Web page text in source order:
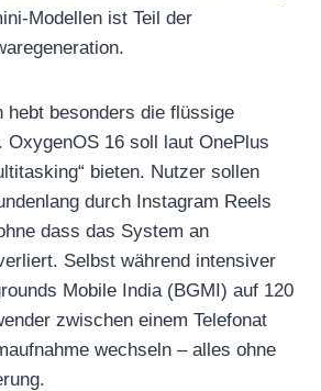
Modellen ist Teil der
hebt besonders die flüssige
OxygenOS 16 soll laut OnePlus
bieten. Nutzer sollen
durch Instagram Reels
dass das System an
Selbst während intensiver
Mobile India (BGMI) auf 120
zwischen einem Telefonat
wechseln – alles ohne